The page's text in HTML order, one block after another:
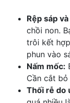
Rệp sáp
chồi non.
trôi kết
phun vào
Nấm mốc:
Cần cắt bỏ
Thối rễ do